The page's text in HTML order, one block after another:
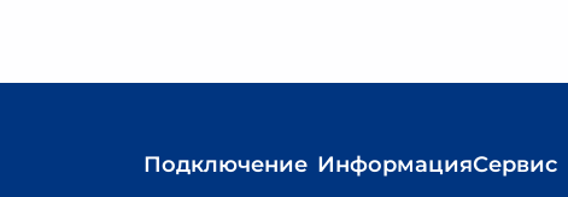
Подключение ИнформацияСервис